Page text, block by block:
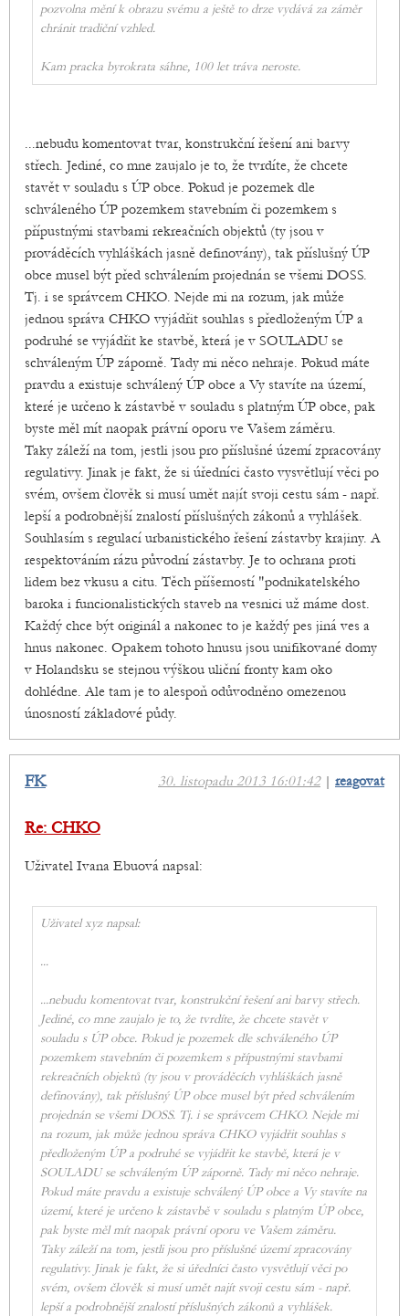
pozvolna mění k obrazu svému a ještě to drze vydává za záměr
chránit tradiční vzhled.
Kam pracka byrokrata sáhne, 100 let tráva neroste.
...nebudu komentovat tvar, konstrukční řešení ani barvy
střech. Jediné, co mne zaujalo je to, že tvrdíte, že chcete
stavět v souladu s ÚP obce. Pokud je pozemek dle
schváleného ÚP pozemkem stavebním či pozemkem s
přípustnými stavbami rekreačních objektů (ty jsou v
prováděcích vyhláškách jasně definovány), tak příslušný ÚP
obce musel být před schválením projednán se všemi DOSS.
Tj. i se správcem CHKO. Nejde mi na rozum, jak může
jednou správa CHKO vyjádřit souhlas s předloženým ÚP a
podruhé se vyjádřit ke stavbě, která je v SOULADU se
schváleným ÚP záporně. Tady mi něco nehraje. Pokud máte
pravdu a existuje schválený ÚP obce a Vy stavíte na území,
které je určeno k zástavbě v souladu s platným ÚP obce, pak
byste měl mít naopak právní oporu ve Vašem záměru.
Taky záleží na tom, jestli jsou pro příslušné území zpracovány
regulativy. Jinak je fakt, že si úředníci často vysvětlují věci po
svém, ovšem člověk si musí umět najít svoji cestu sám - např.
lepší a podrobnější znalostí příslušných zákonů a vyhlášek.
Souhlasím s regulací urbanistického řešení zástavby krajiny. A
respektováním rázu původní zástavby. Je to ochrana proti
lidem bez vkusu a citu. Těch příšerností "podnikatelského
baroka i funcionalistických staveb na vesnici už máme dost.
Každý chce být originál a nakonec to je každý pes jiná ves a
hnus nakonec. Opakem tohoto hnusu jsou unifikované domy
v Holandsku se stejnou výškou uliční fronty kam oko
dohlédne. Ale tam je to alespoň odůvodněno omezenou
únosností základové půdy.
30. listopadu 2013 16:01:42| reagovat
FK
Re: CHKO
Uživatel Ivana Ebuová napsal:
Uživatel xyz napsal:
...
...nebudu komentovat tvar, konstrukční řešení ani barvy střech.
Jediné, co mne zaujalo je to, že tvrdíte, že chcete stavět v
souladu s ÚP obce. Pokud je pozemek dle schváleného ÚP
pozemkem stavebním či pozemkem s přípustnými stavbami
rekreačních objektů (ty jsou v prováděcích vyhláškách jasně
definovány), tak příslušný ÚP obce musel být před schválením
projednán se všemi DOSS. Tj. i se správcem CHKO. Nejde mi
na rozum, jak může jednou správa CHKO vyjádřit souhlas s
předloženým ÚP a podruhé se vyjádřit ke stavbě, která je v
SOULADU se schváleným ÚP záporně. Tady mi něco nehraje.
Pokud máte pravdu a existuje schválený ÚP obce a Vy stavíte na
území, které je určeno k zástavbě v souladu s platným ÚP obce,
pak byste měl mít naopak právní oporu ve Vašem záměru.
Taky záleží na tom, jestli jsou pro příslušné území zpracovány
regulativy. Jinak je fakt, že si úředníci často vysvětlují věci po
svém, ovšem člověk si musí umět najít svoji cestu sám - např.
lepší a podrobnější znalostí příslušných zákonů a vyhlášek.